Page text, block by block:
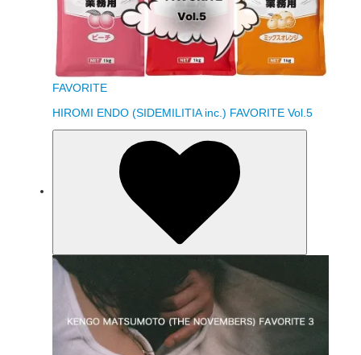
FAVORITE
HIROMI ENDO (SIDEMILITIA inc.) FAVORITE Vol.5